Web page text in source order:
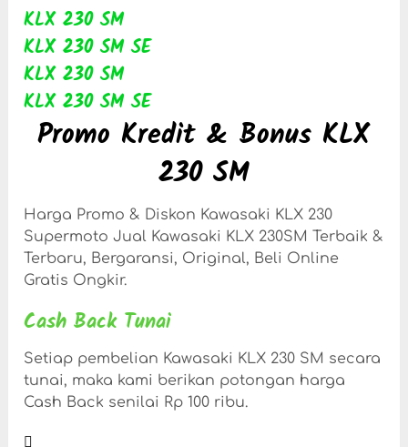
KLX 230 SM
KLX 230 SM SE
KLX 230 SM
KLX 230 SM SE
Promo Kredit & Bonus KLX
230 SM
Harga Promo & Diskon Kawasaki KLX 230
Supermoto Jual Kawasaki KLX 230SM Terbaik &
Terbaru, Bergaransi, Original, Beli Online
Gratis Ongkir.
Cash Back Tunai
Setiap pembelian Kawasaki KLX 230 SM secara
tunai, maka kami berikan potongan harga
Cash Back senilai Rp 100 ribu.